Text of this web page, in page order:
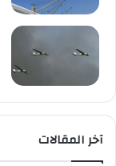
آخر المقالات